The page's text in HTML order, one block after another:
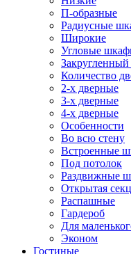
П-образные
Радиусные
Широкие
Угловые
Закругленный
Количество
2-х дверные
3-х дверные
4-х дверные
Особенности
Во всю стену
Встроенные
Под потолок
Раздвижные
Открытая
Распашные
Гардероб
Для
Эконом
Гостиные